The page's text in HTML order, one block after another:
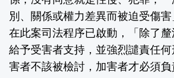
別、關係或權力差異而被迫受傷
在此案司法程序已啟動，「除了
給予受害者支持，並強烈譴責任
害者不該被檢討，加害者才必須負